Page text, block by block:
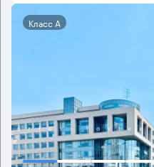
Класс А